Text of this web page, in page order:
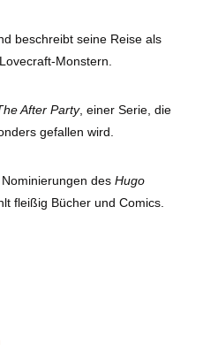
beschreibt seine Reise als
Monstern.
After Party, einer Serie, die
gefallen wird.
desHugo
fleißig Bücher und Comics.